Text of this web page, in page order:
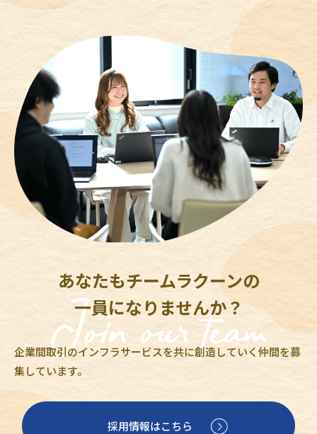
あなたもチームラクーンの
一員になりませんか？
企業間取引のインフラサービスを共に創造していく仲間を募
集しています。
採用情報はこちら